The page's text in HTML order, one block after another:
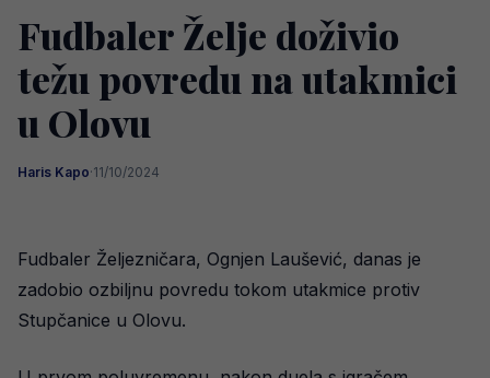
Fudbaler Želje doživio
težu povredu na utakmici
u Olovu
Haris Kapo·11/10/2024
Fudbaler Željezničara, Ognjen Laušević, danas je
zadobio ozbiljnu povredu tokom utakmice protiv
Stupčanice u Olovu.